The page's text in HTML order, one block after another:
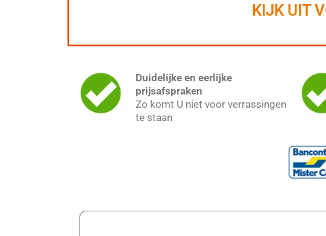
KIJK UIT
Duidelijke en eerlijke
prijsafspraken
Zo komt U niet voor verrassingen
te staan